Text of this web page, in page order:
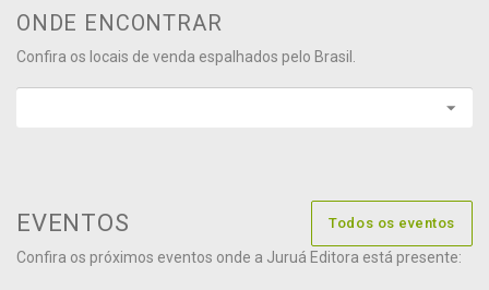
ONDE ENCONTRAR
Confira os locais de venda espalhados pelo Brasil.
EVENTOS Todos os eventos
Confira os próximos eventos onde a Juruá Editora está presente: